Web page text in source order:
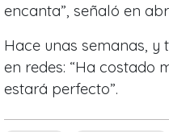
encanta”, señaló en
Hace unas semanas, y
en redes: “Ha costado
estará perfecto”.